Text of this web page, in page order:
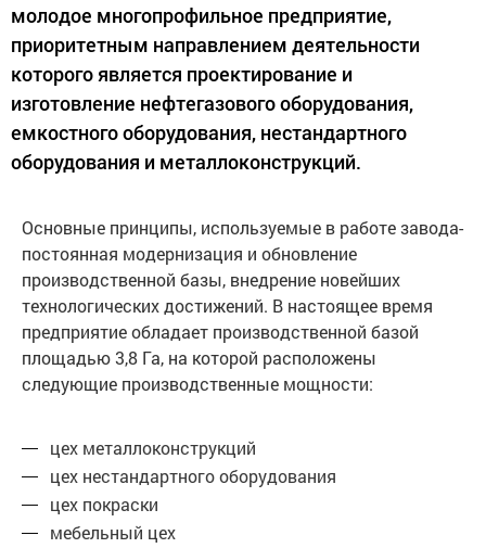
молодое многопрофильное предприятие,
приоритетным направлением деятельности
которого является проектирование и
изготовление нефтегазового оборудования,
емкостного оборудования, нестандартного
оборудования и металлоконструкций.
Основные принципы, используемые в работе завода-
постоянная модернизация и обновление
производственной базы, внедрение новейших
технологических достижений. В настоящее время
предприятие обладает производственной базой
площадью 3,8 Га, на которой расположены
следующие производственные мощности:
цех металлоконструкций
цех нестандартного оборудования
цех покраски
мебельный цех